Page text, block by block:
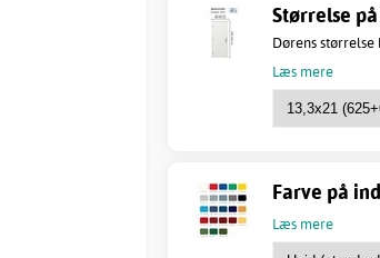
Størrelse
Dørens størrelse
Læs mere
Farve på
Læs mere